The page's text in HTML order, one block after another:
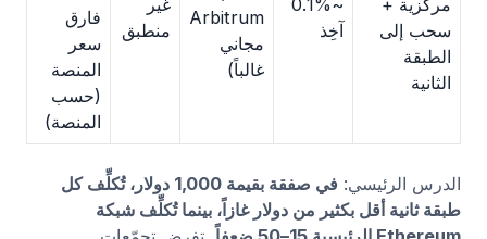
مركزية +
سحب إلى
الطبقة
الثانية
~0.1%
آخِذ
Arbitrum
مجاني
غالباً)
غير
منطبق
فارق
سعر
المنصة
(حسب
المنصة)
الدرس الرئيسي:
في صفقة بقيمة 1,000 دولار، تُكلِّف كل
طبقة ثانية أقل بكثير من دولار غازاً، بينما تُكلِّف شبكة